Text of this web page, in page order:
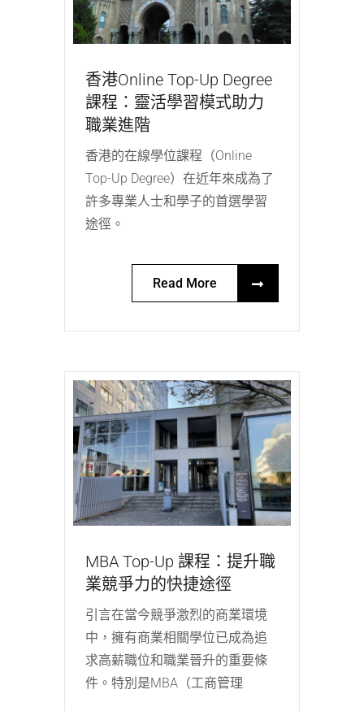
香港Online Top-Up Degree
課程：靈活學習模式助力
職業進階
香港的在線學位課程（Online
Top-Up Degree）在近年來成為了
許多專業人士和學子的首選學習
途徑。
Read More
MBA Top-Up 課程：提升職
業競爭力的快捷途徑
引言在當今競爭激烈的商業環境
中，擁有商業相關學位已成為追
求高薪職位和職業晉升的重要條
件。特別是MBA（工商管理